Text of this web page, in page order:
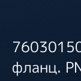
фланц.